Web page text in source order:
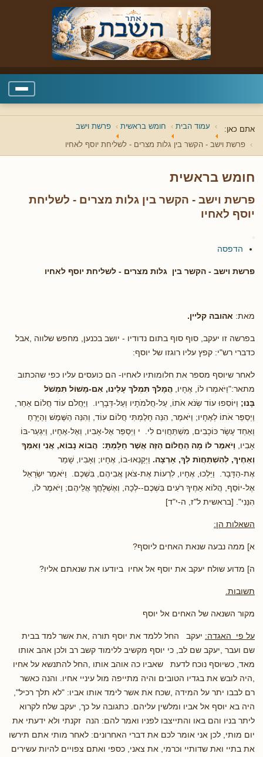
אתם כאן: עמוד הבית חומש בראשית פרשת וישב
פרשת וישב - הקשר בין גלות מצרים - לשליחת יוסף לאחיו
חומש בראשית
פרשת וישב - הקשר בין גלות מצרים - לשליחת
יוסף לאחיו
הדפסה
פרשת וישב - הקשר בין גלות מצרים - לשליחת יוסף לאחיו
מאת: אהובה קליין.
בפרשה זו יעקב, סוף סוף בתום נדודיו - יושב בכנען, מחפש שלווה ,אבל
כדברי רש"י: קפץ עליו רוגזו של יוסף:
לאחר שיוסף מספר את חלומותיו לאחיו- הם כועסים עליו כפי שהכתוב
מתאר:"וַיֹּאמְרוּ לוֹ, אֶחָיו, הֲמָלֹךְ תִּמְלֹךְ עָלֵינוּ, אִם-מָשׁוֹל תִּמְשֹׁל
בָּנוּ; וַיּוֹסִפוּ עוֹד שְׂנֹא אֹתוֹ, עַל-חֲלֹמֹתָיו וְעַל-דְּבָרָיו. וַיַּחֲלֹם עוֹד חֲלוֹם אַחֵר,
וַיְסַפֵּר אֹתוֹ לְאֶחָיו; וַיֹּאמֶר, הִנֵּה חָלַמְתִּי חֲלוֹם עוֹד, וְהִנֵּה הַשֶּׁמֶשׁ וְהַיָּרֵחַ
וְאַחַד עָשָׂר כּוֹכָבִים, מִשְׁתַּחֲוִים לִי. י וַיְסַפֵּר אֶל-אָבִיו, וְאֶל-אֶחָיו, וַיִּגְעַר-בּוֹ
אָבִיו,
וַיֹּאמֶר לוֹ מָה הַחֲלוֹם הַזֶּה אֲשֶׁר חָלָמְתָּ: הֲבוֹא נָבוֹא, אֲנִי וְאִמְּךָ
וְאַחֶיךָ, לְהִשְׁתַּחֲוֺת לְךָ, אָרְצָה. וַיְקַנְאוּ-בוֹ, אֶחָיו; וְאָבִיו, שָׁמַר
אֶת-הַדָּבָר. וַיֵּלְכוּ, אֶחָיו, לִרְעוֹת אֶת-צֹאן אֲבִיהֶם, בִּשְׁכֶם. וַיֹּאמֶר יִשְׂרָאֵל
אֶל-יוֹסֵף, הֲלוֹא אַחֶיךָ רֹעִים בִּשְׁכֶם--לְכָה, וְאֶשְׁלָחֲךָ אֲלֵיהֶם; וַיֹּאמֶר לוֹ,
הִנֵּנִי". [בראשית ל"ז, ה-י"ד]
השאלות הן:
א] ממה נבעה שנאת האחים ליוסף?
ה] מדוע שולח יעקב את יוסף אל אחיו ביודעו את שנאתם אליו?
תשובות.
מקור השנאה של האחים אל יוסף
על פי האגדה: יעקב החל ללמד את יוסף תורה ,את אשר למד בבית
שם ועבר ,יעקב שם לב, כי יוסף מקשיב ללימוד קשב רב ולכן אהב אותו
מאד, כשיוסף נוכח לדעת שאביו כה אוהב אותו ,החל להתנשא על אחיו
,היה לובש את בגדיו הטובים והיה מתייפה מול עיניי אחיו. והנה כאשר
רם לבבו יתר על המידה ,שכח את אשר לימד אותו אביו: "לא תלך רכיל",
היה בא יוסף אל אביו ומלשין עליהם. כתגובה על כך, יעקב שלח לקרוא
ליתר בניו והם באו והתייצבו לפניו ואמר להם: הנה זקנתי ולא ידעתי את
יום מותי, לכן אני אומר לכם את דברי האחרונים: לאחר מותי אתם תירשו
את בתיי ואת שדותיי וכרמי, את צאני, כספי ואתם צפויים להיות עשירים